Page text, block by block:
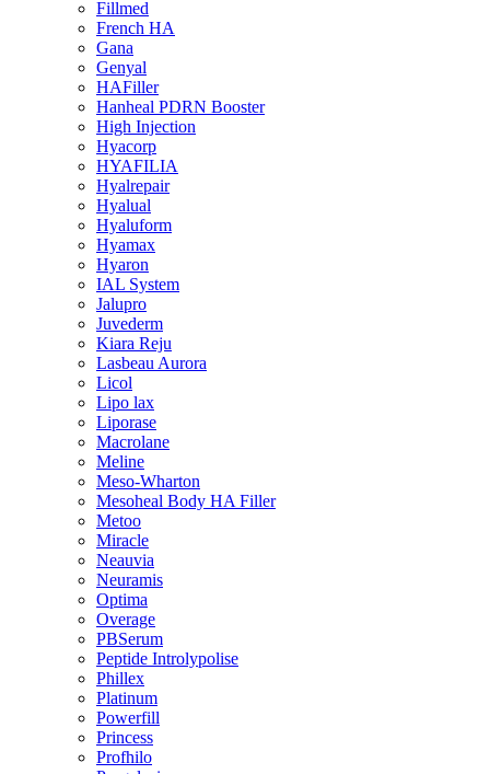
Fillmed
French HA
Gana
Genyal
HAFiller
Hanheal PDRN Booster
High Injection
Hyacorp
HYAFILIA
Hyalrepair
Hyalual
Hyaluform
Hyamax
Hyaron
IAL System
Jalupro
Juvederm
Kiara Reju
Lasbeau Aurora
Licol
Lipo lax
Liporase
Macrolane
Meline
Meso-Wharton
Mesoheal Body HA Filler
Metoo
Miracle
Neauvia
Neuramis
Optima
Overage
PBSerum
Peptide Introlypolise
Phillex
Platinum
Powerfill
Princess
Profhilo